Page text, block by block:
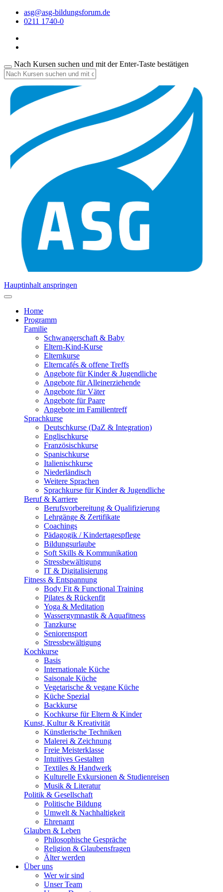
asg@asg-bildungsforum.de
0211 1740-0
Nach Kursen suchen und mit der Enter-Taste bestätigen
Hauptinhalt anspringen
Home
Programm
Familie
Schwangerschaft & Baby
Eltern-Kind-Kurse
Elternkurse
Elterncafés & offene Treffs
Angebote für Kinder & Jugendliche
Angebote für Alleinerziehende
Angebote für Väter
Angebote für Paare
Angebote im Familientreff
Sprachkurse
Deutschkurse (DaZ & Integration)
Englischkurse
Französischkurse
Spanischkurse
Italienischkurse
Niederländisch
Weitere Sprachen
Sprachkurse für Kinder & Jugendliche
Beruf & Karriere
Berufsvorbereitung & Qualifizierung
Lehrgänge & Zertifikate
Coachings
Pädagogik / Kindertagespflege
Bildungsurlaube
Soft Skills & Kommunikation
Stressbewältigung
IT & Digitalisierung
Fitness & Entspannung
Body Fit & Functional Training
Pilates & Rückenfit
Yoga & Meditation
Wassergymnastik & Aquafitness
Tanzkurse
Seniorensport
Stressbewältigung
Kochkurse
Basis
Internationale Küche
Saisonale Küche
Vegetarische & vegane Küche
Küche Spezial
Backkurse
Kochkurse für Eltern & Kinder
Kunst, Kultur & Kreativität
Künstlerische Techniken
Malerei & Zeichnung
Freie Meisterklasse
Intuitives Gestalten
Textiles & Handwerk
Kulturelle Exkursionen & Studienreisen
Musik & Literatur
Politik & Gesellschaft
Politische Bildung
Umwelt & Nachhaltigkeit
Ehrenamt
Glauben & Leben
Philosophische Gespräche
Religion & Glaubensfragen
Älter werden
Über uns
Wer wir sind
Unser Team